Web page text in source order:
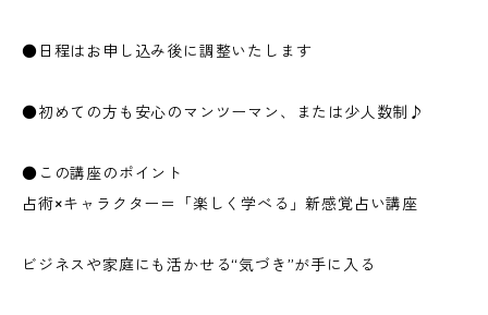
●日程はお申し込み後に調整いたします
●初めての方も安心のマンツーマン、または少人数制♪
●この講座のポイント
占術×キャラクター＝「楽しく学べる」新感覚占い講座
ビジネスや家庭にも活かせる“気づき”が手に入る